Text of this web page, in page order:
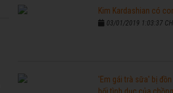
Kim Kardashian có
03/01/2019 1:03:37 CH
'Em gái trà sữa' bị